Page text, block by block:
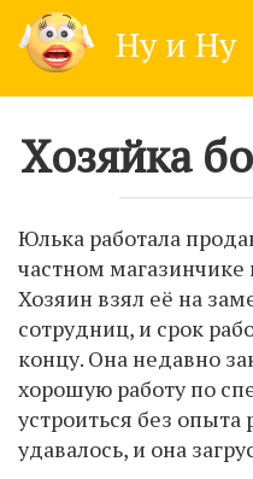
content
Ну и Ну
Хозяйка
Юлька работала
частном магазинчике
Хозяин взял её на
сотрудниц, и срок
концу. Она недавно
хорошую работу по
устроиться без опыта
удавалось, и она